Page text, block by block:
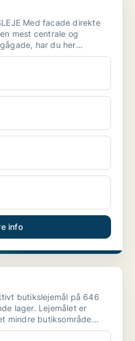
direkte
mest centrale og
har du her
info
butikslejemål på 646
er
mindre butiksområde